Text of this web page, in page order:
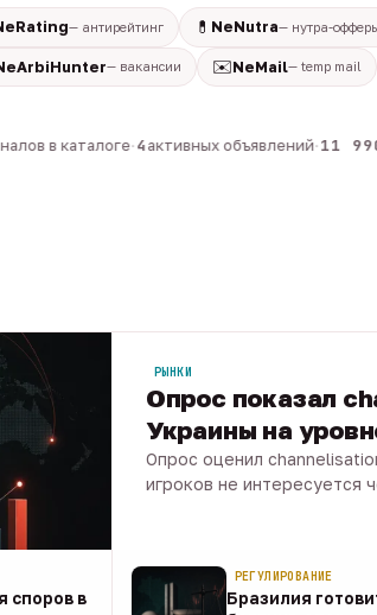
— антирейтинг 💊 NeNutra— нутра-
— вакансии ✉️NeMail— temp mail
в каталоге·4активных объявлений·11 990
РЫНКИ
Опрос показал
Украины на
Опрос оценил
игроков не интересуется
споров в
РЕГУЛИРОВАНИЕ
Бразилия